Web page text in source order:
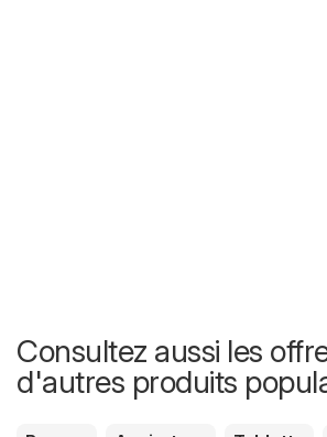
Consultez aussi les
d'autres produits